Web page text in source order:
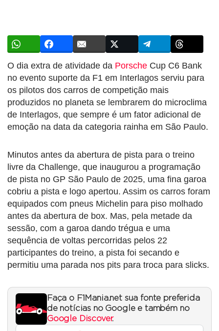
O dia extra de atividade da Porsche Cup C6 Bank
no evento suporte da F1 em Interlagos serviu para
os pilotos dos carros de competição mais
produzidos no planeta se lembrarem do microclima
de Interlagos, que sempre é um fator adicional de
emoção na data da categoria rainha em São Paulo.
Minutos antes da abertura de pista para o treino
livre da Challenge, que inaugurou a programação
de pista no GP São Paulo de 2025, uma fina garoa
cobriu a pista e logo apertou. Assim os carros foram
equipados com pneus Michelin para piso molhado
antes da abertura de box. Mas, pela metade da
sessão, com a garoa dando trégua e uma
sequência de voltas percorridas pelos 22
participantes do treino, a pista foi secando e
permitiu uma parada nos pits para troca para slicks.
Faça o F1Mania.net sua fonte preferida
de notícias no Google e também no
Google Discover.